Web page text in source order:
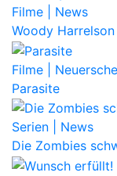
Filme | News
Woody
Filme |
Parasite
Serien | News
Die Zombies